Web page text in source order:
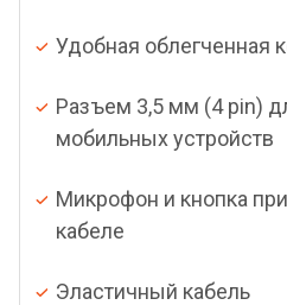
Удобная облегченная
Разъем 3,5 мм (4 pin)
мобильных устройств
Микрофон и кнопка
кабеле
Эластичный кабель